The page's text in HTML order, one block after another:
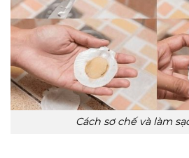
Cách sơ chế và làm